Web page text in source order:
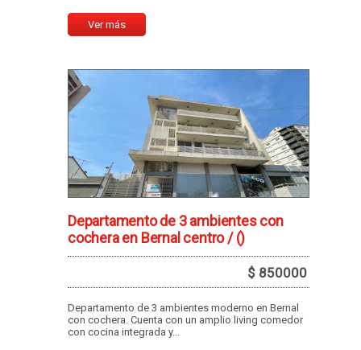
Ver más
Departamento de 3 ambientes con
cochera en Bernal centro /()
$ 850000
Departamento de 3 ambientes moderno en Bernal
con cochera. Cuenta con un amplio living comedor
con cocina integrada y...